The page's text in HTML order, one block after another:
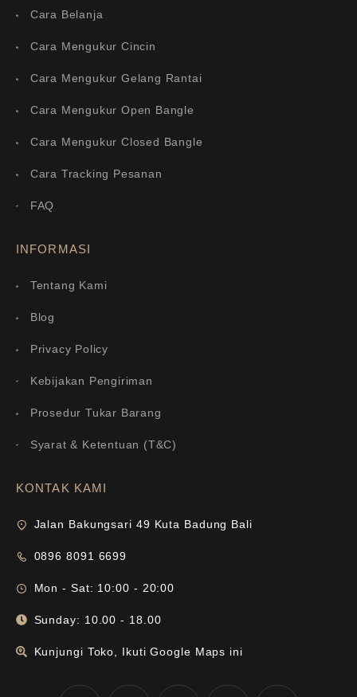
Cara Belanja
Cara Mengukur Cincin
Cara Mengukur Gelang Rantai
Cara Mengukur Open Bangle
Cara Mengukur Closed Bangle
Cara Tracking Pesanan
FAQ
INFORMASI
Tentang Kami
Blog
Privacy Policy
Kebijakan Pengiriman
Prosedur Tukar Barang
Syarat & Ketentuan (T&C)
KONTAK KAMI
Jalan Bakungsari 49 Kuta Badung Bali
0896 8091 6699
Mon - Sat: 10:00 - 20:00
Sunday: 10.00 - 18.00
Kunjungi Toko, Ikuti Google Maps ini